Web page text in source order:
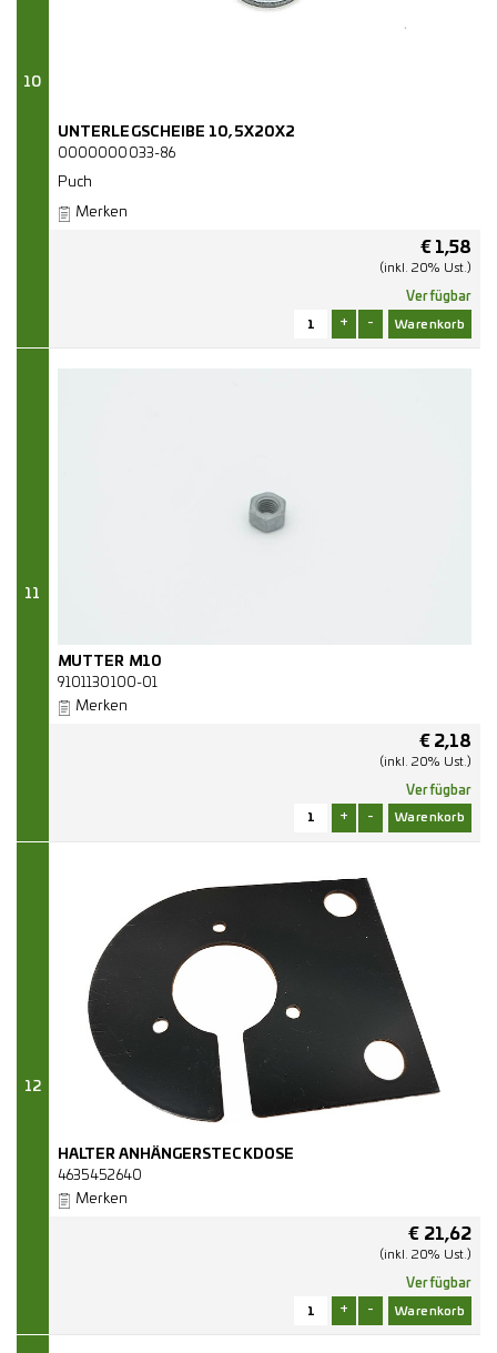
10
UNTERLEGSCHEIBE 10,5X20X2
0000000033-86
Puch
Merken
€ 1,58
(inkl. 20% Ust.)
Verfügbar
+ -
11
MUTTER M10
9101130100-01
Merken
€2,18
(inkl. 20% Ust.)
Verfügbar
+ -
12
HALTER ANHÄNGERSTECKDOSE
4635452640
Merken
€ 21,62
(inkl. 20% Ust.)
Verfügbar
+ -